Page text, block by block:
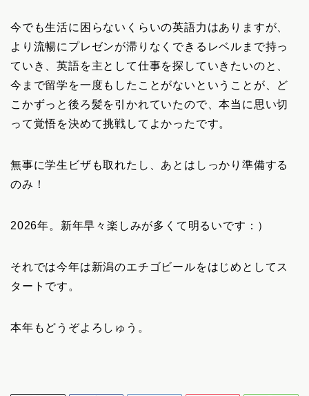
今でも生活に困らないくらいの英語力はありますが、
より流暢にプレゼンが滞りなくできるレベルまで持っ
ていき、英語を主として仕事を探していきたいのと、
今まで留学を一度もしたことがないということが、ど
こかずっと後ろ髪を引かれていたので、本当に思い切
って覚悟を決めて挑戦してよかったです。
無事に学生ビザも取れたし、あとはしっかり準備する
のみ！
2026年。新年早々楽しみが多くて明るいです：）
それでは今年は新潟のエチゴビールをはじめとしてス
タートです。
本年もどうぞよろしゅう。